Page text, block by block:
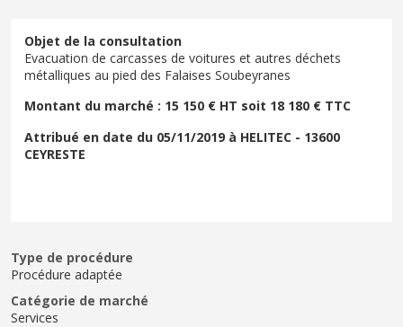
Objet de la consultation
Evacuation de carcasses de voitures et autres déchets
métalliques au pied des Falaises Soubeyranes
Montant du marché : 15 150 € HT soit 18 180 € TTC
Attribué en date du 05/11/2019 à HELITEC - 13600
CEYRESTE
Type de procédure
Procédure adaptée
Catégorie de marché
Services